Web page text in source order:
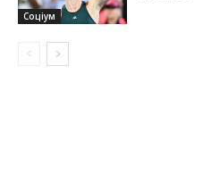
Соціум